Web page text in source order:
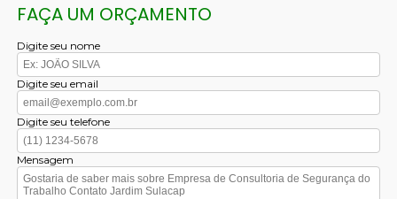
FAÇA UM ORÇAMENTO
Digite seu nome
Digite seu email
Digite seu telefone
Mensagem